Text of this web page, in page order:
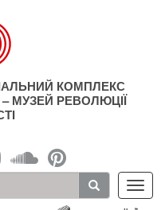
КОМПЛЕКС
МУЗЕЙ РЕВОЛЮЦІЇ